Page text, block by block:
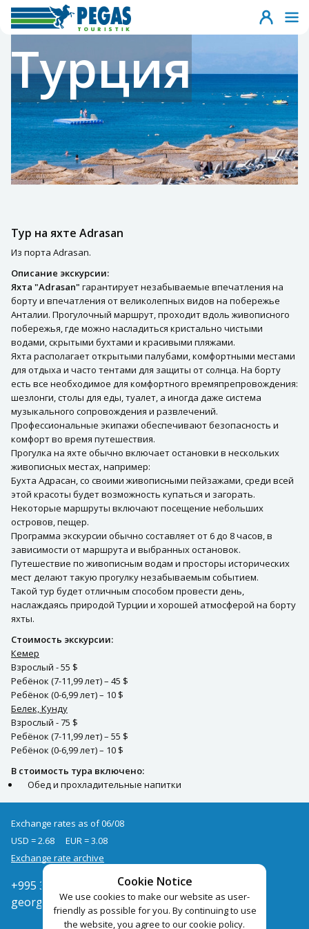
Турция
Тур на яхте Adrasan
Из порта Adrasan.
Описание экскурсии:
Яхта "Adrasan" гарантирует незабываемые впечатления на
борту и впечатления от великолепных видов на побережье
Анталии. Прогулочный маршрут, проходит вдоль живописного
побережья, где можно насладиться кристально чистыми
водами, скрытыми бухтами и красивыми пляжами.
Яхта располагает открытыми палубами, комфортными местами
для отдыха и часто тентами для защиты от солнца. На борту
есть все необходимое для комфортного времяпрепровождения:
шезлонги, столы для еды, туалет, а иногда даже система
музыкального сопровождения и развлечений.
Профессиональные экипажи обеспечивают безопасность и
комфорт во время путешествия.
Прогулка на яхте обычно включает остановки в нескольких
живописных местах, например:
Бухта Адрасан, со своими живописными пейзажами, среди всей
этой красоты будет возможность купаться и загорать.
Некоторые маршруты включают посещение небольших
островов, пещер.
Программа экскурсии обычно составляет от 6 до 8 часов, в
зависимости от маршрута и выбранных остановок.
Путешествие по живописным водам и просторы исторических
мест делают такую прогулку незабываемым событием.
Такой тур будет отличным способом провести день,
наслаждаясь природой Турции и хорошей атмосферой на борту
яхты.
Стоимость экскурсии:
Кемер
Взрослый - 55 $
Ребёнок (7-11,99 лет) – 45 $
Ребёнок (0-6,99 лет) – 10 $
Белек, Кунду
Взрослый - 75 $
Ребёнок (7-11,99 лет) – 55 $
Ребёнок (0-6,99 лет) – 10 $
В стоимость тура включено:
Обед и прохладительные напитки
Cookie Notice
We use cookies to make our website as user-
friendly as possible for you. By continuing to use
the website, you agree to our cookie policy.
Exchange rates as of 06/08
USD = 2.68
EUR = 3.08
Exchange rate archive
+995 322050666
georgia@pegast.ge